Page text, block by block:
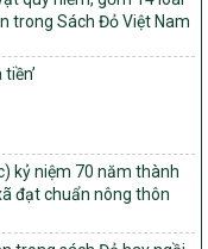
2030 trên địa bàn
chuỗi giá trị thuộc
Giảm nghèo bền vững
2026
thực hiện Chương trình
mới, giảm nghèo bền
bào dân tộc thiểu
trong Sách Đỏ Việt Nam
kỷ niệm 70 năm thành
đạt chuẩn nông thôn